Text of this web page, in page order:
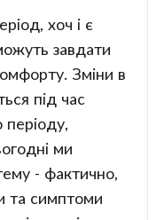
хоч і є
завдати
Зміни в
під час
періоду,
ми
- фактично,
та симптоми